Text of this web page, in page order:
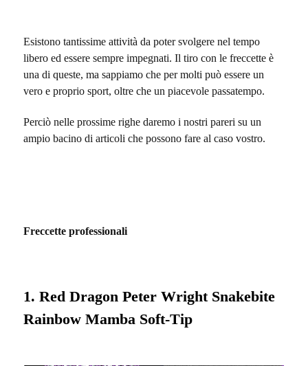
Esistono tantissime attività da poter svolgere nel tempo
libero ed essere sempre impegnati. Il tiro con le freccette è
una di queste, ma sappiamo che per molti può essere un
vero e proprio sport, oltre che un piacevole passatempo.
Perciò nelle prossime righe daremo i nostri pareri su un
ampio bacino di articoli che possono fare al caso vostro.
Freccette professionali
1. Red Dragon Peter Wright Snakebite
Rainbow Mamba Soft-Tip